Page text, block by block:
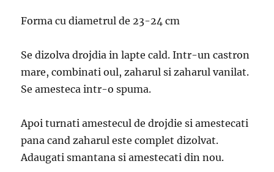
Forma cu diametrul de 23-24 cm
Se dizolva drojdia in lapte cald. Intr-un castron
mare, combinati oul, zaharul si zaharul vanilat.
Se amesteca intr-o spuma.
Apoi turnati amestecul de drojdie si amestecati
pana cand zaharul este complet dizolvat.
Adaugati smantana si amestecati din nou.